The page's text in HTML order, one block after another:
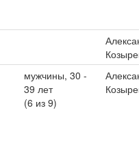
мужчины, 30 -
39 лет
(6 из 9)